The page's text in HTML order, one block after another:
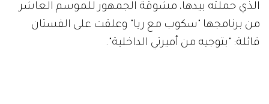
الذي حملته بيدها، مشوقة الجمهور للموسم العاشر
من برنامجها "سكوب مع ريا" وعلقت على الفستان
قائلة: "بتوجيه من أميرتي الداخلية".